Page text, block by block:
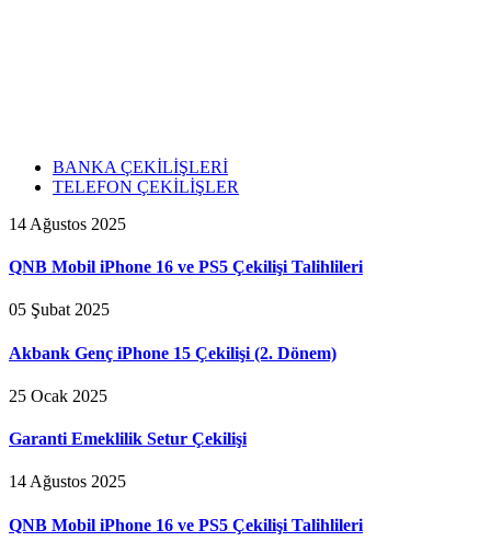
BANKA ÇEKİLİŞLERİ
TELEFON ÇEKİLİŞLER
14 Ağustos 2025
QNB Mobil iPhone 16 ve PS5 Çekilişi Talihlileri
05 Şubat 2025
Akbank Genç iPhone 15 Çekilişi (2. Dönem)
25 Ocak 2025
Garanti Emeklilik Setur Çekilişi
14 Ağustos 2025
QNB Mobil iPhone 16 ve PS5 Çekilişi Talihlileri